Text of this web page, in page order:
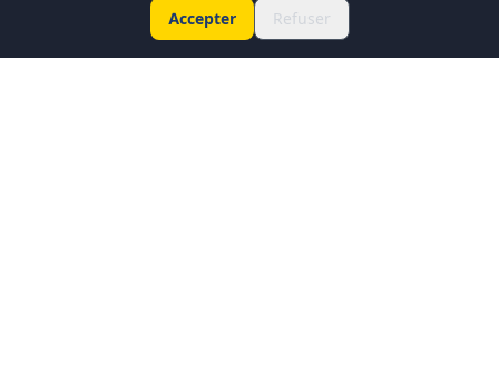
Accepter
Refuser